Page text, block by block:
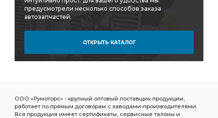
ДАВЛЕНИЯ УРАЛ ВЫСОКОГО ДАВЛЕНИЯ
Трубка тормозная
ПЛАТФОРМА АЗ УРАЛ КОЛЕСО С ШИНОЙ
ТОПЛИВНЫЙ ПУСКОВОГО КОРОБКИ АЗ УРАЛ
предусмотрели несколько способов заказа
автозапчастей.
ОТКРЫТЬ КАТАЛОГ
ООО «Румоторс» - крупный оптовый поставщик продукции,
работает по прямым договорам с заводами-производителями.
Вся продукция имеет сертификаты, сервисные талоны и